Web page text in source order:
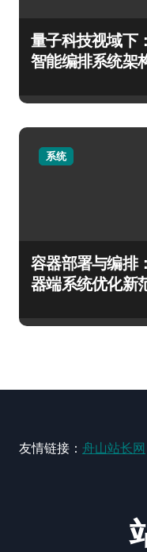
量子科技视域下
智能编排系统架
系统
容器部署与编排
器端系统优化新
友情链接： 舟山站长网